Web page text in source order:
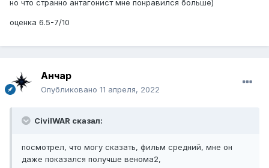
но что странно антагонист мне понравился больше)
оценка 6.5-7/10
Анчар
Опубликовано 11 апреля, 2022
CivilWAR сказал:
посмотрел, что могу сказать, фильм средний, мне он
даже показался получше венома2,